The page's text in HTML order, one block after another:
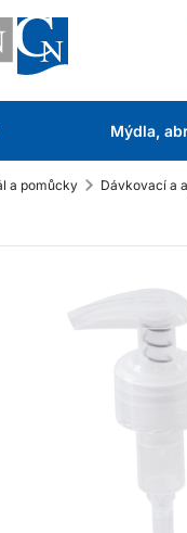
Mýdla,
a pomůcky Dávkovací a